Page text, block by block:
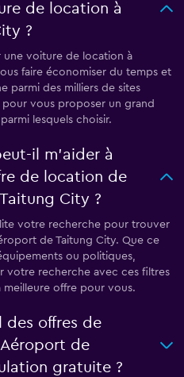
de location à
?
une voiture de location à
faire économiser du temps et
parmi des milliers de sites
vous proposer un grand
lesquels choisir.
il m’aider à
de location de
City ?
votre recherche pour trouver
de Taitung City. Que ce
ou politiques,
votre recherche avec ces filtres
offre pour vous.
offres de
de
gratuite ?